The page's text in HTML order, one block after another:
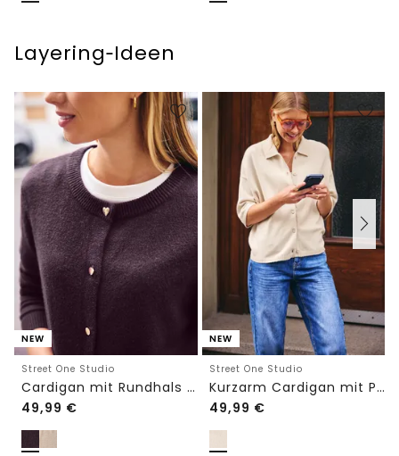
Layering‑Ideen
NEW
Street One Studio
Cardigan mit Rundhals und Knöpfen
49,99 €
NEW
Street One Studio
Kurzarm Cardigan mit Polokragen
49,99 €